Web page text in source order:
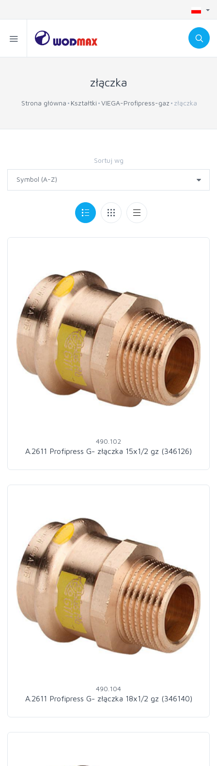
złączka
Strona główna Kształtki VIEGA-Profipress-gaz złączka
Sortuj wg
490.102
A.2611 Profipress G- złączka 15x1/2 gz (346126)
490.104
A.2611 Profipress G- złączka 18x1/2 gz (346140)